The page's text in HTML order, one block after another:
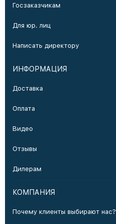
Госзаказчикам
Для юр. лиц
Написать директору
ИНФОРМАЦИЯ
Доставка
Оплата
Видео
Отзывы
Дилерам
КОМПАНИЯ
Почему клиенты выбирают нас?